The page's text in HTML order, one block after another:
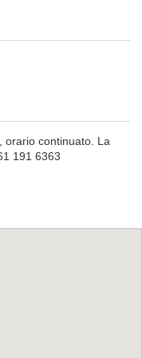
orario continuato. La
191 6363